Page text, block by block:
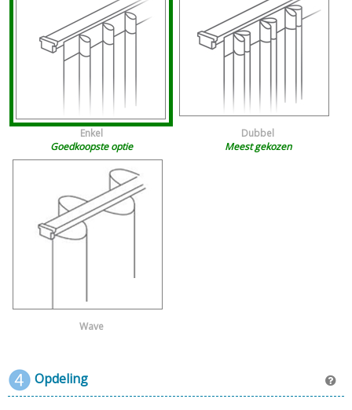
Enkel
Goedkoopste optie
Dubbel
Meest gekozen
Wave
Opdeling